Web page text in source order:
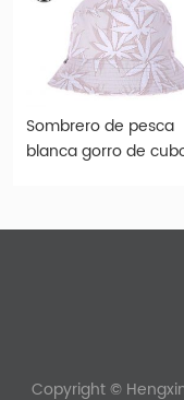
Sombrero de pesca
blanca gorro de
Copyright ©